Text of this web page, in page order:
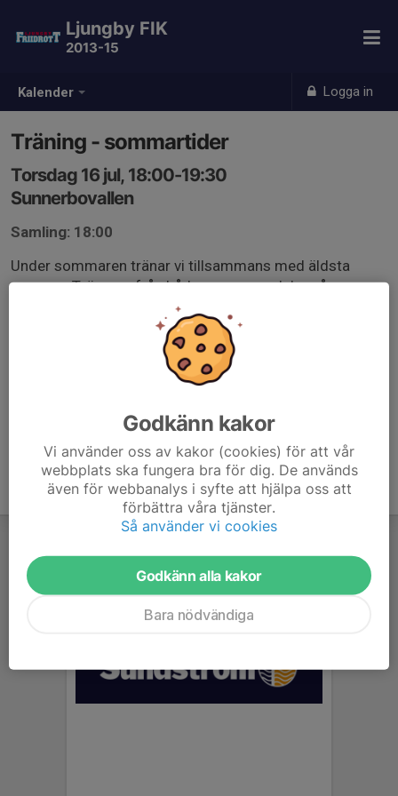
Kalender Logga in
Ljungby FIK
2013-15
Träning - sommartider
Torsdag 16 jul, 18:00-19:30
Sunnerbovallen
Samling: 18:00
Under sommaren tränar vi tillsammans med äldsta
gruppen. Tränarna från båda grupperna delar på
Godkänn kakor
Vi använder oss av kakor (cookies) för att vår
webbplats ska fungera bra för dig. De används
även för webbanalys i syfte att hjälpa oss att
förbättra våra tjänster.
Så använder vi cookies
Godkänn alla kakor
Bara nödvändiga